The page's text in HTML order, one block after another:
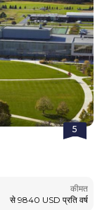
5
कीमत
से 9840 USD प्रति वर्ष